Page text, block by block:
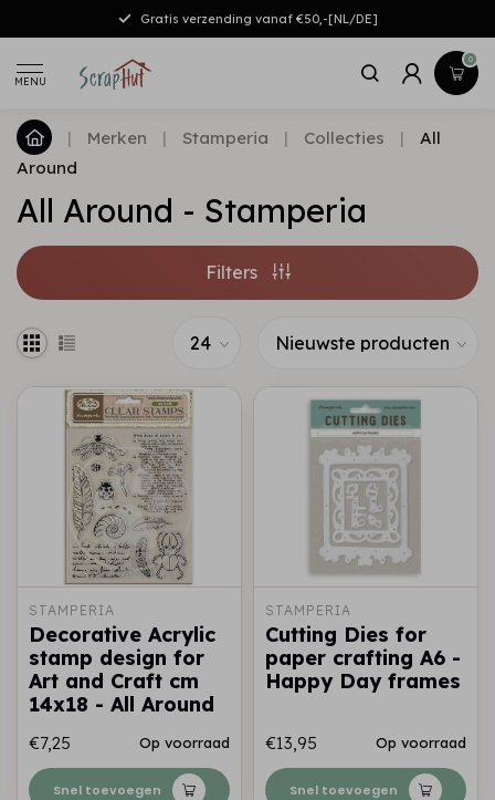
Gratis verzending vanaf €50,-[NL/DE]
MENU
0
| Merken | Stamperia | Collecties |
All
Around
All Around - Stamperia
Filters
STAMPERIA
Decorative Acrylic
stamp design for
Art and Craft cm
14x18 - All Around
€7,25 Op voorraad
Snel toevoegen
STAMPERIA
Cutting Dies for
paper crafting A6 -
Happy Day frames
€13,95 Op voorraad
Snel toevoegen